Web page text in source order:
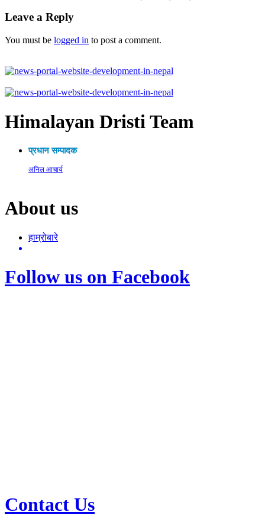
Leave a Reply
You must be logged in to post a comment.
Himalayan Dristi Team
प्रधान सम्पादक
अनिल आचार्य
About us
हाम्रोबारे
Follow us on Facebook
Contact Us